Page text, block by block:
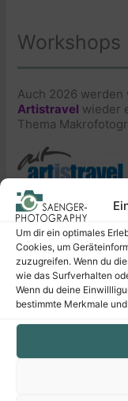
Um dir ein optimales
Cookies, um
zuzugreifen. Wenn du
wie das Surfverhalten
Wenn du deine
bestimmte Merkmale
Workshops
Auch 2026
Artistravel wieder
Thema
Berchtesgadender
Mo., 27.07. – Fr.,
Erkundet
und fangt
ein. Mehr Infos zu
unserer